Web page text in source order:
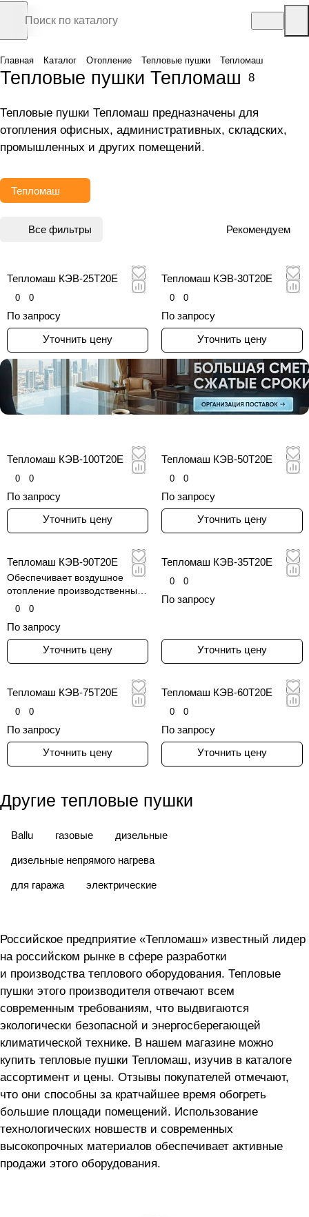
Главная Каталог Отопление Тепловые пушки Тепломаш
Тепловые пушки Тепломаш 8
Тепловые пушки Тепломаш предназначены для
отопления офисных, административных, складских,
промышленных и других помещений.
Тепломаш
Все фильтры Рекомендуем
Тепломаш КЭВ-25Т20Е
0 0
По запросу
Уточнить цену
Тепломаш КЭВ-30Т20Е
0 0
По запросу
Уточнить цену
Тепломаш КЭВ-100Т20E
0 0
По запросу
Уточнить цену
Тепломаш КЭВ-50Т20Е
0 0
По запросу
Уточнить цену
Тепломаш КЭВ-90Т20Е
Обеспечивает воздушное
отопление производственных
цехов, складов и ангаров
автоматическим
поддержанием заданной
температуры от +5 °С до +40
0 0
По запросу
Уточнить цену
Тепломаш КЭВ-35Т20Е
0 0
По запросу
Уточнить цену
Тепломаш КЭВ-75Т20Е
0 0
По запросу
Уточнить цену
Тепломаш КЭВ-60Т20Е
0 0
По запросу
Уточнить цену
Другие тепловые пушки
Ballu газовые дизельные
дизельные непрямого нагрева
для гаража электрические
Российское предприятие «Тепломаш» известный лидер
на российском рынке в сфере разработки
и производства теплового оборудования. Тепловые
пушки этого производителя отвечают всем
современным требованиям, что выдвигаются
экологически безопасной и энергосберегающей
климатической технике. В нашем магазине можно
купить тепловые пушки Тепломаш, изучив в каталоге
ассортимент и цены. Отзывы покупателей отмечают,
что они способны за кратчайшее время обогреть
большие площади помещений. Использование
технологических новшеств и современных
высокопрочных материалов обеспечивает активные
продажи этого оборудования.